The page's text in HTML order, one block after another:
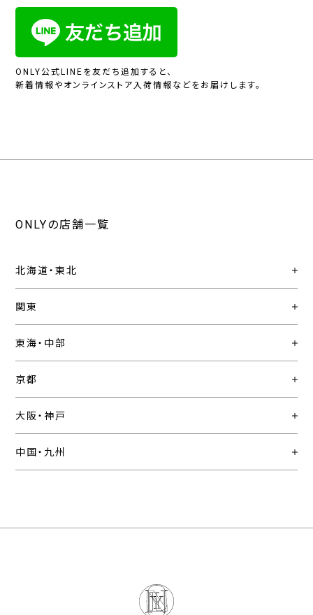
ONLY公式LINEを友だち追加すると、
新着情報やオンラインストア入荷情報などをお届けします。
ONLYの店舗一覧
北海道・東北
関東
東海・中部
京都
大阪・神戸
中国・九州